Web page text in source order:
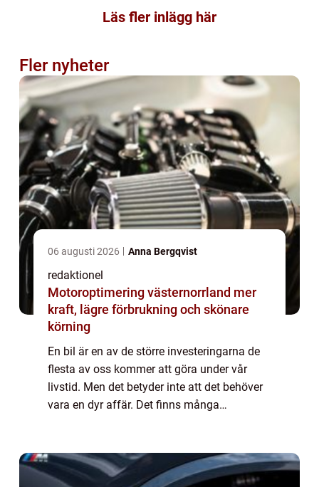
Läs fler inlägg här
Fler nyheter
06 augusti 2026 Anna Bergqvist
redaktionel
Motoroptimering västernorrland mer
kraft, lägre förbrukning och skönare
körning
En bil är en av de större investeringarna de
flesta av oss kommer att göra under vår
livstid. Men det betyder inte att det behöver
vara en dyr affär. Det finns många